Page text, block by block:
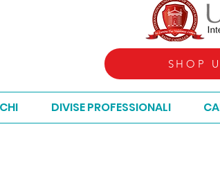
SHOP
DIVISE PROFESSIONALI